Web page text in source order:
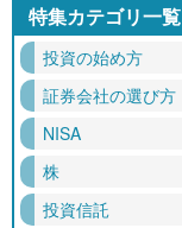
特集カテゴリ一覧
投資の始め方
証券会社の選び方
NISA
株
投資信託